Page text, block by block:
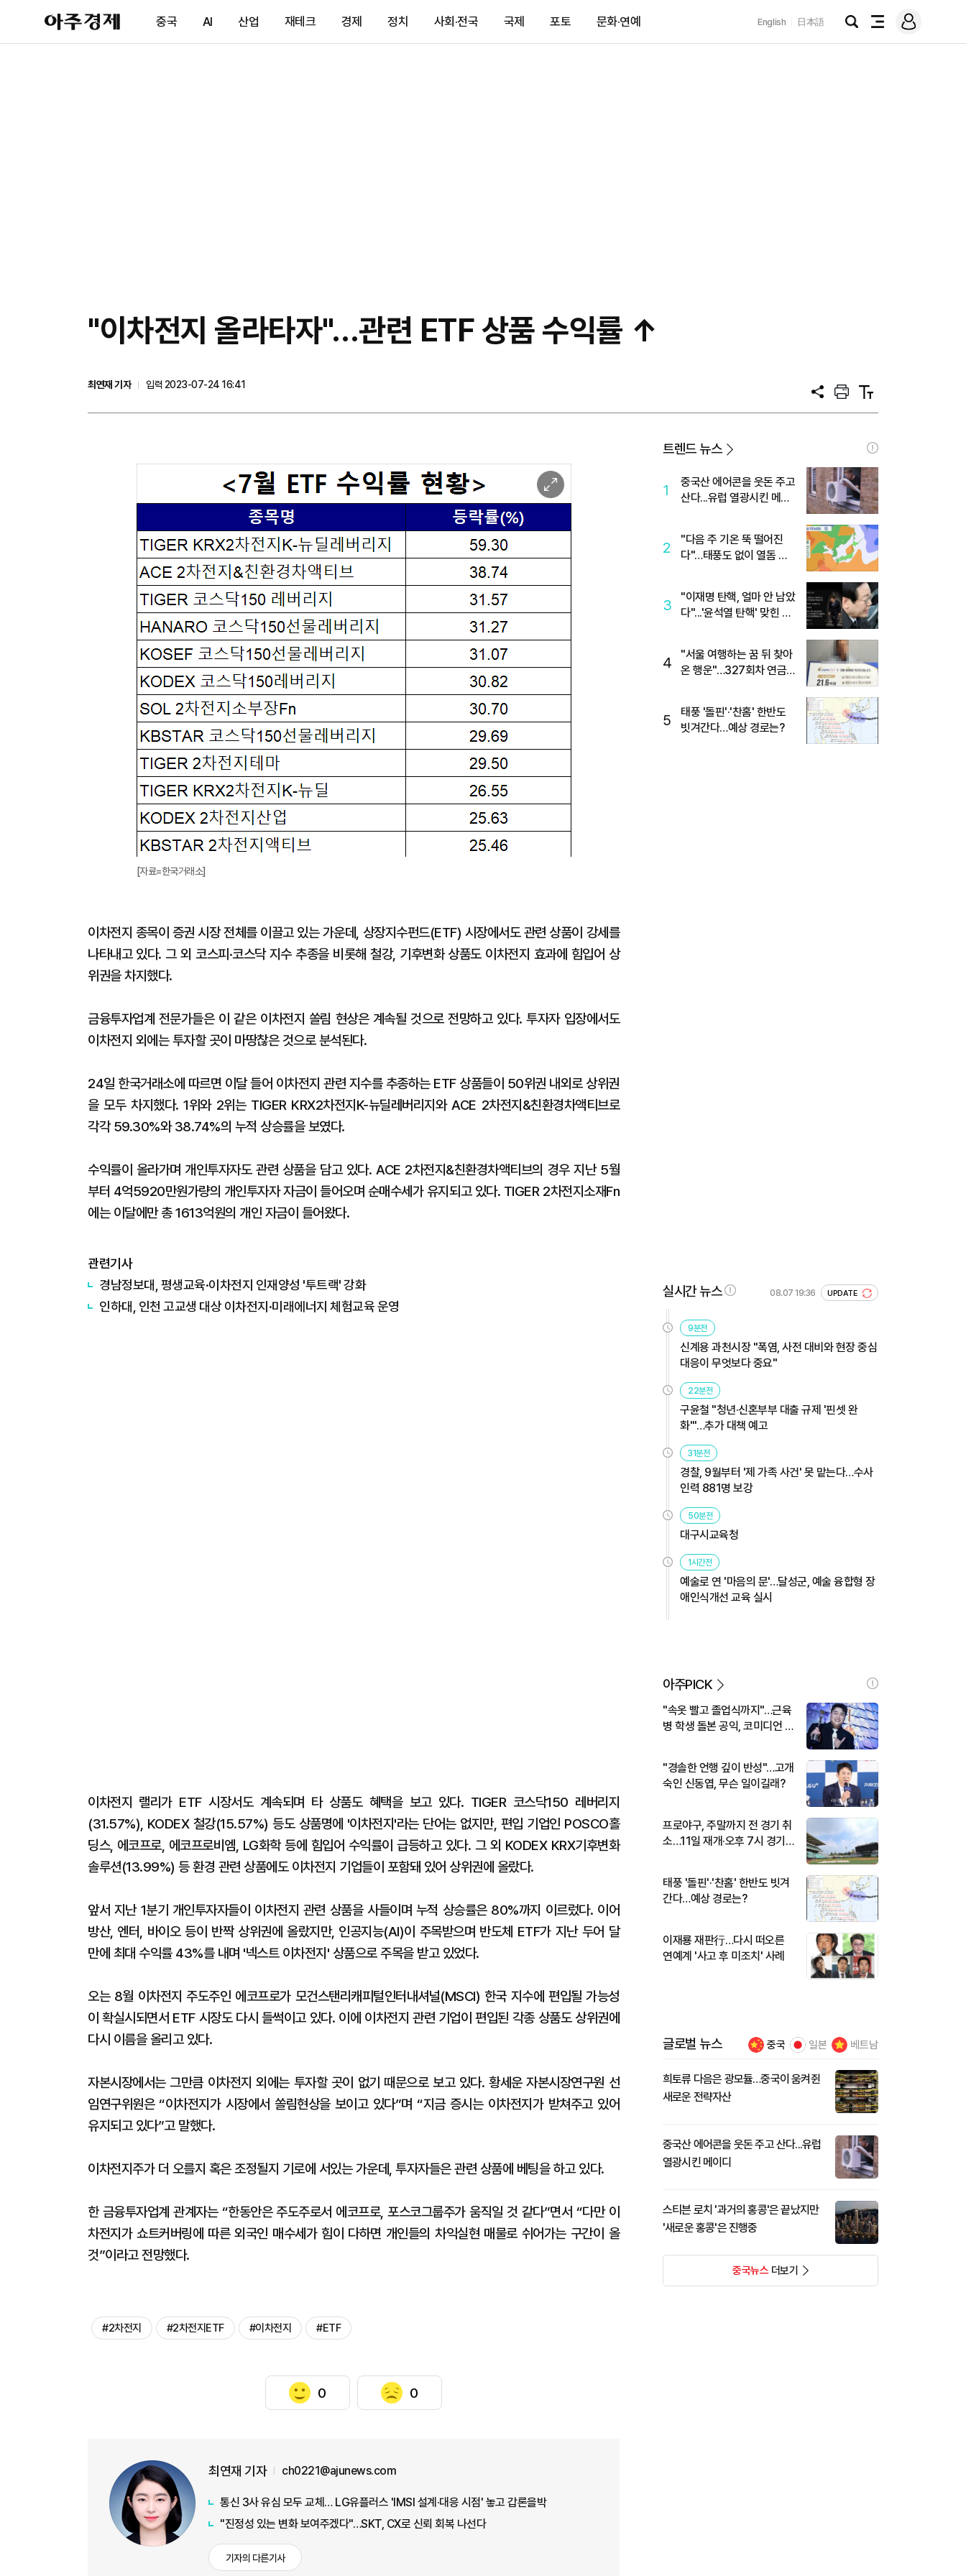
아
주
제
중국 AI 산업 재테크 경제 정치 사회·전국 국제 포토 문화·연예 English 日本語
검
전
메
그
"이차전지 올라타자"…관련 ETF 상품 수익률 ↑
최연재 기자
입력 2023-07-24 16:41
공
프
트
텍
트
이
미
[자료=한국거래소]
이차전지 종목이 증권 시장 전체를 이끌고 있는 가운데, 상장지수펀드(ETF) 시장에서도 관련 상품이 강세를
나타내고 있다. 그 외 코스피·코스닥 지수 추종을 비롯해 철강, 기후변화 상품도 이차전지 효과에 힘입어 상
위권을 차지했다.
금융투자업계 전문가들은 이 같은 이차전지 쏠림 현상은 계속될 것으로 전망하고 있다. 투자자 입장에서도
이차전지 외에는 투자할 곳이 마땅찮은 것으로 분석된다.
24일 한국거래소에 따르면 이달 들어 이차전지 관련 지수를 추종하는 ETF 상품들이 50위권 내외로 상위권
을 모두 차지했다. 1위와 2위는 TIGER KRX2차전지K-뉴딜레버리지와 ACE 2차전지&친환경차액티브로
각각 59.30%와 38.74%의 누적 상승률을 보였다.
수익률이 올라가며 개인투자자도 관련 상품을 담고 있다. ACE 2차전지&친환경차액티브의 경우 지난 5월
부터 4억5920만원가량의 개인투자자 자금이 들어오며 순매수세가 유지되고 있다. TIGER 2차전지소재Fn
에는 이달에만 총 1613억원의 개인 자금이 들어왔다.
관련기사
경남정보대, 평생교육·이차전지 인재양성 '투트랙' 강화
인하대, 인천 고교생 대상 이차전지·미래에너지 체험교육 운영
이차전지 랠리가 ETF 시장서도 계속되며 타 상품도 혜택을 보고 있다. TIGER 코스닥150 레버리지
(31.57%), KODEX 철강(15.57%) 등도 상품명에 '이차전지'라는 단어는 없지만, 편입 기업인 POSCO홀
딩스, 에코프로, 에코프로비엠, LG화학 등에 힘입어 수익률이 급등하고 있다. 그 외 KODEX KRX기후변화
솔루션(13.99%) 등 환경 관련 상품에도 이차전지 기업들이 포함돼 있어 상위권에 올랐다.
앞서 지난 1분기 개인투자자들이 이차전지 관련 상품을 사들이며 누적 상승률은 80%까지 이르렀다. 이어
방산, 엔터, 바이오 등이 반짝 상위권에 올랐지만, 인공지능(AI)이 주목받으며 반도체 ETF가 지난 두어 달
만에 최대 수익률 43%를 내며 '넥스트 이차전지' 상품으로 주목을 받고 있었다.
오는 8월 이차전지 주도주인 에코프로가 모건스탠리캐피털인터내셔널(MSCI) 한국 지수에 편입될 가능성
이 확실시되면서 ETF 시장도 다시 들썩이고 있다. 이에 이차전지 관련 기업이 편입된 각종 상품도 상위권에
다시 이름을 올리고 있다.
자본시장에서는 그만큼 이차전지 외에는 투자할 곳이 없기 때문으로 보고 있다. 황세운 자본시장연구원 선
임연구위원은 “이차전지가 시장에서 쏠림현상을 보이고 있다”며 “지금 증시는 이차전지가 받쳐주고 있어
유지되고 있다”고 말했다.
이차전지주가 더 오를지 혹은 조정될지 기로에 서있는 가운데, 투자자들은 관련 상품에 베팅을 하고 있다.
한 금융투자업계 관계자는 “한동안은 주도주로서 에코프로, 포스코그룹주가 움직일 것 같다”면서 “다만 이
차전지가 쇼트커버링에 따른 외국인 매수세가 힘이 다하면 개인들의 차익실현 매물로 쉬어가는 구간이 올
것”이라고 전망했다.
#2차전지 #2차전지ETF #이차전지 #ETF
0 0
최연재 기자 ch0221@ajunews.com
통신 3사 유심 모두 교체… LG유플러스 'IMSI 설계·대응 시점' 놓고 갑론을박
"진정성 있는 변화 보여주겠다"…SKT, CX로 신뢰 회복 나선다
기자의 다른기사
트렌드 뉴스
1
중국산 에어콘을 웃돈 주고
산다...유럽 열광시킨 메이
2
"다음 주 기온 뚝 떨어진
다"…태풍도 없이 열돔 박
3
"이재명 탄핵, 얼마 안 남았
다"...'윤석열 탄핵' 맞힌 무
4
"서울 여행하는 꿈 뒤 찾아
온 행운"…327회차 연금
5
태풍 '돌핀'·'찬홈' 한반도
빗겨간다…예상 경로는?
실시간 뉴스 08.07 19:36 UPDATE
9분전
신계용 과천시장 "폭염, 사전 대비와 현장 중심
대응이 무엇보다 중요"
22분전
구윤철 "청년·신혼부부 대출 규제 '핀셋 완
화'"…추가 대책 예고
31분전
경찰, 9월부터 '제 가족 사건' 못 맡는다…수사
인력 881명 보강
50분전
대구시교육청
1시간전
예술로 연 '마음의 문'…달성군, 예술 융합형 장
애인식개선 교육 실시
아주PICK
"속옷 빨고 졸업식까지"…근육
병 학생 돌본 공익, 코미디언 김
"경솔한 언행 깊이 반성"…고개
숙인 신동엽, 무슨 일이길래?
프로야구, 주말까지 전 경기 취
소…11일 재개·오후 7시 경기
태풍 '돌핀'·'찬홈' 한반도 빗겨
간다…예상 경로는?
이재룡 재판行…다시 떠오른
연예계 '사고 후 미조치' 사례
글로벌 뉴스 중국 일본 베트남
희토류 다음은 광모듈…중국이 움켜쥔
새로운 전략자산
중국산 에어콘을 웃돈 주고 산다...유럽
열광시킨 메이디
스티븐 로치 '과거의 홍콩'은 끝났지만
'새로운 홍콩'은 진행중
중국뉴스더보기